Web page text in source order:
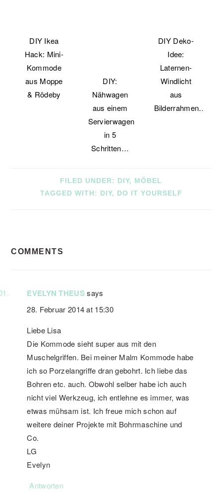
DIY Ikea
Hack: Mini-
Kommode
aus Moppe
& Rödeby
DIY:
Nähwagen
aus einem
Servierwagen
in 5
Schritten…
DIY Deko-
Idee:
Laternen-
Windlicht
aus
Bilderrahmen…
FILED UNDER: DIY, MÖBEL
TAGGED WITH: DIY, DO IT YOURSELF
INTERACTIONS
COMMENTS
EVELYN THEUS says
28. Februar 2014 at 15:30
Liebe Lisa
Die Kommode sieht super aus mit den
Muschelgriffen. Bei meiner Malm Kommode habe
ich so Porzelangriffe dran gebohrt. Ich liebe das
Bohren etc. auch. Obwohl selber habe ich auch
nicht viel Werkzeug, ich entlehne es immer, was
etwas mühsam ist. Ich freue mich schon auf
weitere deiner Projekte mit Bohrmaschine und
Co.
LG
Evelyn
Antworten